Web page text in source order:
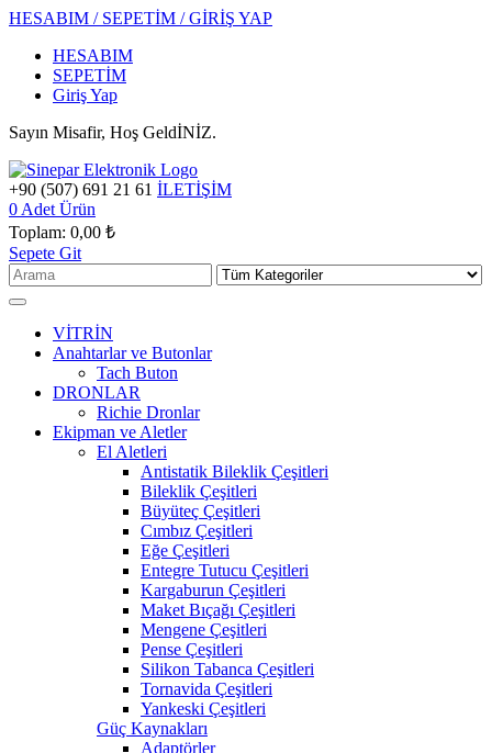
HESABIM / SEPETİM / GİRİŞ YAP
HESABIM
SEPETİM
Giriş Yap
Sayın Misafir, Hoş GeldİNİZ.
+90 (507) 691 21 61 İLETİŞİM
0 Adet Ürün
Toplam: 0,00 ₺
Sepete Git
VİTRİN
Anahtarlar ve Butonlar
Tach Buton
DRONLAR
Richie Dronlar
Ekipman ve Aletler
El Aletleri
Antistatik Bileklik Çeşitleri
Bileklik Çeşitleri
Büyüteç Çeşitleri
Cımbız Çeşitleri
Eğe Çeşitleri
Entegre Tutucu Çeşitleri
Kargaburun Çeşitleri
Maket Bıçağı Çeşitleri
Mengene Çeşitleri
Pense Çeşitleri
Silikon Tabanca Çeşitleri
Tornavida Çeşitleri
Yankeski Çeşitleri
Güç Kaynakları
Adaptörler